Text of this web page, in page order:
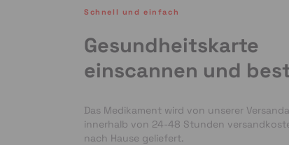
Schnell und einfach
Gesundheitskarte
einscannen und
Das Medikament wird von unserer
innerhalb von 24-48 Stunden
nach Hause geliefert.